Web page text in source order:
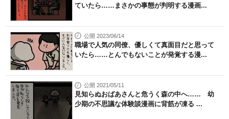
ていたら……まさかの事態が判明する漫画...
公開 2023/06/14
職場で人気の同僚、優しくて真面目だと思って
いたら……とんでもないことが発覚する漫...
公開 2021/05/11
見知らぬおばあさんと危うく森の中へ…… 幼
少期の不思議な体験談漫画に背筋が凍る ...